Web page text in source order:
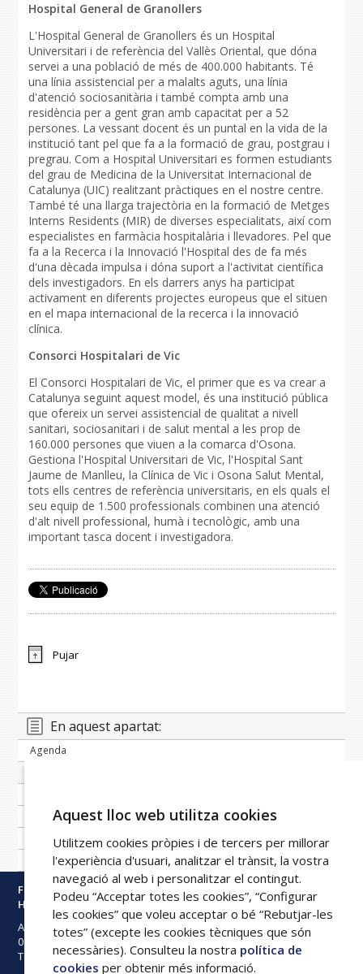
Hospital General de Granollers
L'Hospital General de Granollers és un Hospital
Universitari i de referència del Vallès Oriental, que dóna
servei a una població de més de 400.000 habitants. Té
una línia assistencial per a malalts aguts, una línia
d'atenció sociosanitària i també compta amb una
residència per a gent gran amb capacitat per a 52
persones. La vessant docent és un puntal en la vida de la
institució tant pel que fa a la formació de grau, postgrau i
pregrau. Com a Hospital Universitari es formen estudiants
del grau de Medicina de la Universitat Internacional de
Catalunya (UIC) realitzant pràctiques en el nostre centre.
També té una llarga trajectòria en la formació de Metges
Interns Residents (MIR) de diverses especialitats, així com
especialistes en farmàcia hospitalària i llevadores. Pel que
fa a la Recerca i la Innovació l'Hospital des de fa més
d'una dècada impulsa i dóna suport a l'activitat científica
dels investigadors. En els darrers anys ha participat
activament en diferents projectes europeus que el situen
en el mapa internacional de la recerca i la innovació
clínica.
Consorci Hospitalari de Vic
El Consorci Hospitalari de Vic, el primer que es va crear a
Catalunya seguint aquest model, és una institució pública
que ofereix un servei assistencial de qualitat a nivell
sanitari, sociosanitari i de salut mental a les prop de
160.000 persones que viuen a la comarca d'Osona.
Gestiona l'Hospital Universitari de Vic, l'Hospital Sant
Jaume de Manlleu, la Clínica de Vic i Osona Salut Mental,
tots ells centres de referència universitaris, en els quals el
seu equip de 1.500 professionals combinen una atenció
d'alt nivell professional, humà i tecnològic, amb una
important tasca docent i investigadora.
Pujar
En aquest apartat:
Agenda
Imatge corporativa
Galeria
Xarxa FPHAG
Fundació Privada
Hospital Asil de Granollers
Avinguda Francesc Ribas s/n
08402
Granollers
Tel:
93 842 50 00
Aquest lloc web utilitza cookies
Utilitzem cookies pròpies i de tercers per millorar
l'experiència d'usuari, analitzar el trànsit, la vostra
navegació al web i personalitzar el contingut.
Podeu “Acceptar totes les cookies”, “Configurar
les cookies” que voleu acceptar o bé “Rebutjar-les
totes” (excepte les cookies tècniques que són
necessàries). Consulteu la nostra política de
cookies per obtenir més informació.